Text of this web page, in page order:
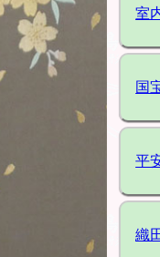
室
国
平
織